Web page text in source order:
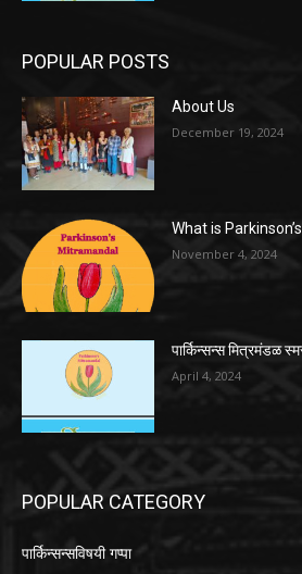
POPULAR POSTS
About Us
December 19, 2024
What is
November 4, 2024
पार्किन्सन्स मित्रमंडळ
April 4, 2024
POPULAR CATEGORY
पार्किन्सन्सविषयी गप्पा